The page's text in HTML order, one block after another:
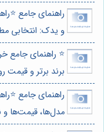
راهنمای جامع
و یدک: انتخابی
⭐️ راهنمای جامع
برند برتر و قیمت
راهنمای جامع
مدل‌ها، قیمت‌ها